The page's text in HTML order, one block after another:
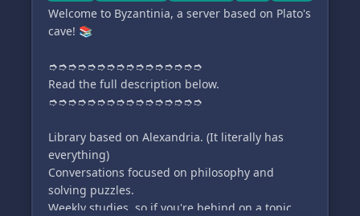
Welcome to Byzantinia, a server based on Plato's
cave! 📚
➮➮➮➮➮➮➮➮➮➮➮➮➮➮➮➮
Read the full description below.
➮➮➮➮➮➮➮➮➮➮➮➮➮➮➮➮
Library based on Alexandria. (It literally has
everything)
Conversations focused on philosophy and
solving puzzles.
Weekly studies, so if you're behind on a topic,